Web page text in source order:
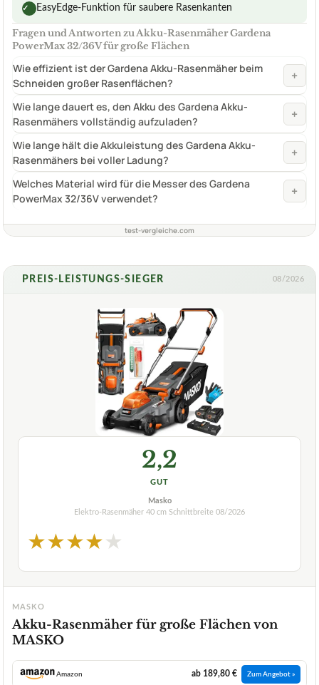
✓ EasyEdge-Funktion für saubere Rasenkanten
Fragen und Antworten zu Akku-Rasenmäher Gardena
PowerMax 32/36V für große Flächen
Wie effizient ist der Gardena Akku-Rasenmäher beim
Schneiden großer Rasenflächen?
+
Wie lange dauert es, den Akku des Gardena Akku-
Rasenmähers vollständig aufzuladen?
+
Wie lange hält die Akkuleistung des Gardena Akku-
Rasenmähers bei voller Ladung?
+
Welches Material wird für die Messer des Gardena
PowerMax 32/36V verwendet?
+
test-vergleiche.com
PREIS-LEISTUNGS-SIEGER 08/2026
2,2
GUT
Masko
Elektro-Rasenmäher 40 cm Schnittbreite 08/2026
★★★★★
MASKO
Akku-Rasenmäher für große Flächen von
MASKO
Amazon ab 189,80 € Zum Angebot »